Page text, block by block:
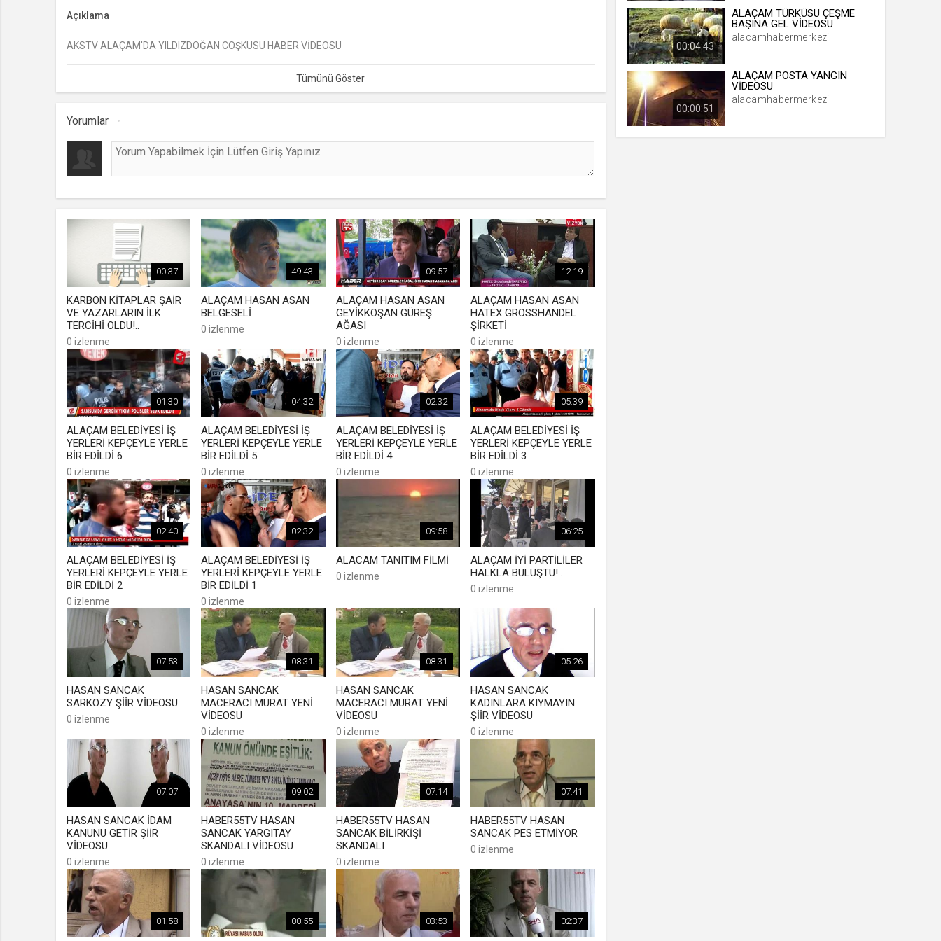
Açıklama
AKSTV ALAÇAM'DA YILDIZDOĞAN COŞKUSU HABER VİDEOSU
Yorumlar
00:37
KARBON KİTAPLAR ŞAİR
VE YAZARLARIN İLK
TERCİHİ OLDU!..
0 izlenme
49:43
ALAÇAM HASAN ASAN
BELGESELİ
0 izlenme
09:57
ALAÇAM HASAN ASAN
GEYİKKOŞAN GÜREŞ
AĞASI
0 izlenme
12:19
ALAÇAM HASAN ASAN
HATEX GROSSHANDEL
ŞİRKETİ
0 izlenme
01:30
ALAÇAM BELEDİYESİ İŞ
YERLERİ KEPÇEYLE YERLE
BİR EDİLDİ 6
0 izlenme
04:32
ALAÇAM BELEDİYESİ İŞ
YERLERİ KEPÇEYLE YERLE
BİR EDİLDİ 5
0 izlenme
02:32
ALAÇAM BELEDİYESİ İŞ
YERLERİ KEPÇEYLE YERLE
BİR EDİLDİ 4
0 izlenme
05:39
ALAÇAM BELEDİYESİ İŞ
YERLERİ KEPÇEYLE YERLE
BİR EDİLDİ 3
0 izlenme
02:40
ALAÇAM BELEDİYESİ İŞ
YERLERİ KEPÇEYLE YERLE
BİR EDİLDİ 2
0 izlenme
02:32
ALAÇAM BELEDİYESİ İŞ
YERLERİ KEPÇEYLE YERLE
BİR EDİLDİ 1
0 izlenme
09:58
ALACAM TANITIM FİLMİ
0 izlenme
06:25
ALAÇAM İYİ PARTİLİLER
HALKLA BULUŞTU!..
0 izlenme
07:53
HASAN SANCAK
SARKOZY ŞİİR VİDEOSU
0 izlenme
08:31
HASAN SANCAK
MACERACI MURAT YENİ
VİDEOSU
0 izlenme
08:31
HASAN SANCAK
MACERACI MURAT YENİ
VİDEOSU
0 izlenme
05:26
HASAN SANCAK
KADINLARA KIYMAYIN
ŞİİR VİDEOSU
0 izlenme
07:07
HASAN SANCAK İDAM
KANUNU GETİR ŞİİR
VİDEOSU
0 izlenme
09:02
HABER55TV HASAN
SANCAK YARGITAY
SKANDALI VİDEOSU
0 izlenme
07:14
HABER55TV HASAN
SANCAK BİLİRKİŞİ
SKANDALI
0 izlenme
07:41
HABER55TV HASAN
SANCAK PES ETMİYOR
0 izlenme
01:58 00:55 03:53 02:37
00:04:43
ALAÇAM TÜRKÜSÜ ÇEŞME
BAŞINA GEL VİDEOSU
alacamhabermerkezi
00:00:51
ALAÇAM POSTA YANGIN
VİDEOSU
alacamhabermerkezi